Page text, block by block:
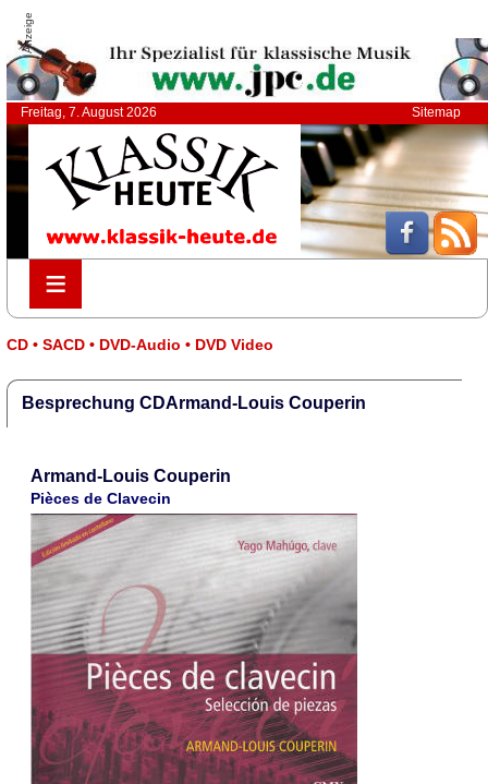
Anzeige
Freitag, 7. August 2026 Sitemap
≡
≡
CD • SACD • DVD-Audio • DVD Video
Besprechung CDArmand-Louis Couperin
Armand-Louis Couperin
Pièces de Clavecin